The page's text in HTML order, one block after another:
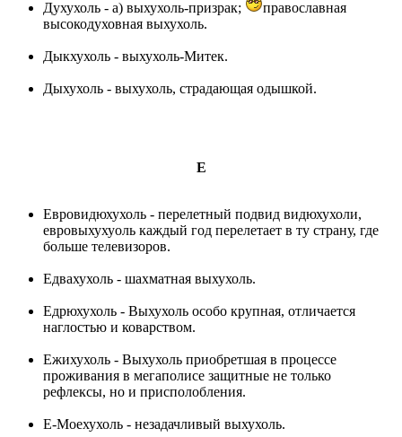
Духухоль - a) выхухоль-призрак;
православная
высокодуховная выхухоль.
Дыкхухоль - выхухоль-Митек.
Дыхухоль - выхухоль, страдающая одышкой.
E
Евровидюхухоль - перелетный подвид видюхухоли,
евровыхухуоль каждый год перелетает в ту страну, где
больше телевизоров.
Едвахухоль - шахматная выхухоль.
Едрюхухоль - Выхухоль особо крупная, отличается
наглостью и коварством.
Ежихухоль - Выхухоль приобретшая в процессе
проживания в мегаполисе защитные не только
рефлексы, но и присполобления.
Е-Моехухоль - незадачливый выхухоль.